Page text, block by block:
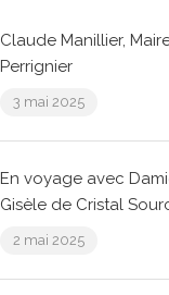
Claude Manillier,
Perrignier
3 mai 2025
En voyage avec
Gisèle de Cristal
2 mai 2025